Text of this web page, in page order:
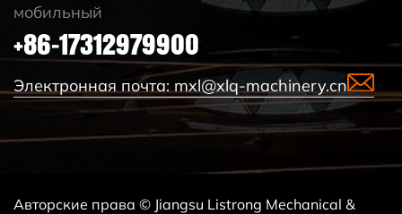
мобильный
+86-17312979900
Электронная почта: mxl@xlq-machinery.cn
Авторские права © Jiangsu Listrong Mechanical &